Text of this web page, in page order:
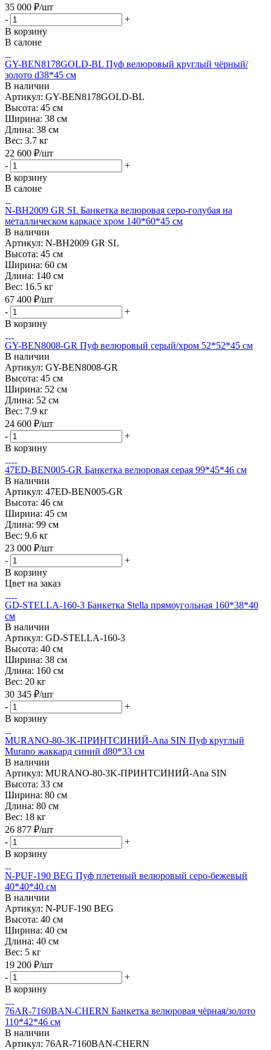
35 000 ₽/шт
-
+
В корзину
В салоне
GY-BEN8178GOLD-BL Пуф велюровый круглый чёрный/
золото d38*45 см
В наличии
Артикул: GY-BEN8178GOLD-BL
Высота: 45 см
Ширина: 38 см
Длина: 38 см
Вес: 3.7 кг
22 600 ₽/шт
-
+
В корзину
В салоне
N-BH2009 GR SL Банкетка велюровая серо-голубая на
металлическом каркасе хром 140*60*45 см
В наличии
Артикул: N-BH2009 GR SL
Высота: 45 см
Ширина: 60 см
Длина: 140 см
Вес: 16.5 кг
67 400 ₽/шт
-
+
В корзину
GY-BEN8008-GR Пуф велюровый серый/хром 52*52*45 см
В наличии
Артикул: GY-BEN8008-GR
Высота: 45 см
Ширина: 52 см
Длина: 52 см
Вес: 7.9 кг
24 600 ₽/шт
-
+
В корзину
47ED-BEN005-GR Банкетка велюровая серая 99*45*46 см
В наличии
Артикул: 47ED-BEN005-GR
Высота: 46 см
Ширина: 45 см
Длина: 99 см
Вес: 9.6 кг
23 000 ₽/шт
-
+
В корзину
Цвет на заказ
GD-STELLA-160-3 Банкетка Stella прямоугольная 160*38*40
см
В наличии
Артикул: GD-STELLA-160-3
Высота: 40 см
Ширина: 38 см
Длина: 160 см
Вес: 20 кг
30 345 ₽/шт
-
+
В корзину
MURANO-80-3K-ПРИНТСИНИЙ-Ana SIN Пуф круглый
Murano жаккард синий d80*33 см
В наличии
Артикул: MURANO-80-3K-ПРИНТСИНИЙ-Ana SIN
Высота: 33 см
Ширина: 80 см
Длина: 80 см
Вес: 18 кг
26 877 ₽/шт
-
+
В корзину
N-PUF-190 BEG Пуф плетеный велюровый серо-бежевый
40*40*40 см
В наличии
Артикул: N-PUF-190 BEG
Высота: 40 см
Ширина: 40 см
Длина: 40 см
Вес: 5 кг
19 200 ₽/шт
-
+
В корзину
76AR-7160BAN-CHERN Банкетка велюровая чёрная/золото
110*42*46 см
В наличии
Артикул: 76AR-7160BAN-CHERN